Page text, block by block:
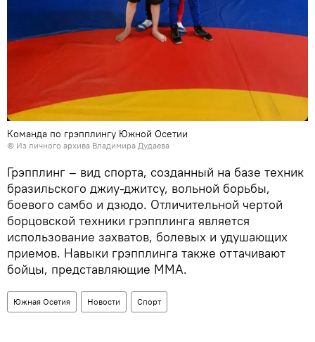
Команда по грэпплингу Южной Осетии
© Из личного архива Владимира Дудаева
Грэпплинг – вид спорта, созданный на базе техник
бразильского джиу-джитсу, вольной борьбы,
боевого самбо и дзюдо. Отличительной чертой
борцовской техники грэпплинга является
использование захватов, болевых и удушающих
приемов. Навыки грэпплинга также оттачивают
бойцы, представляющие ММА.
Южная Осетия Новости Спорт